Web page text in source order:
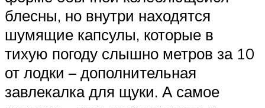
блесны, но внутри находятся
шумящие капсулы, которые в
тихую погоду слышно метров за 10
от лодки – дополнительная
завлекалка для щуки. А самое